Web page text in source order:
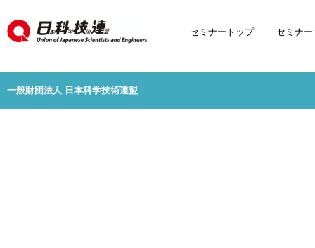
セミナートップ セミナ
一般財団法人 日本科学技術連盟